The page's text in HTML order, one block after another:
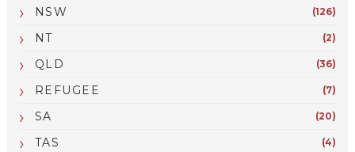
NSW (126)
NT (2)
QLD (36)
REFUGEE (7)
SA (20)
TAS (4)